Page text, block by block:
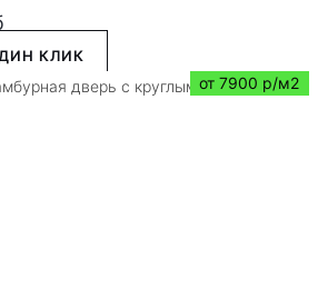
КЛИК
от 7900 р/м2